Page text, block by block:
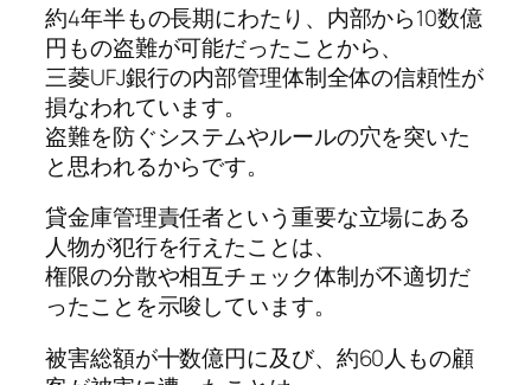
約4年半もの長期にわたり、内部から10数億
円もの盗難が可能だったことから、
三菱UFJ銀行の内部管理体制全体の信頼性が
損なわれています。
盗難を防ぐシステムやルールの穴を突いた
と思われるからです。
貸金庫管理責任者という重要な立場にある
人物が犯行を行えたことは、
権限の分散や相互チェック体制が不適切だ
ったことを示唆しています。
被害総額が十数億円に及び、約60人もの顧